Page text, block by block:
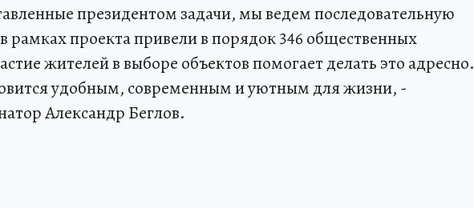
президентом задачи, мы ведем последовательную
рамках проекта привели в порядок 346 общественных
жителей в выборе объектов помогает делать это адресно.
удобным, современным и уютным для жизни, -
Александр Беглов.